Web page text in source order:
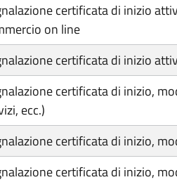
certificata di inizio
on line
certificata di inizio
certificata di inizio,
ecc.)
certificata di inizio,
certificata di inizio,